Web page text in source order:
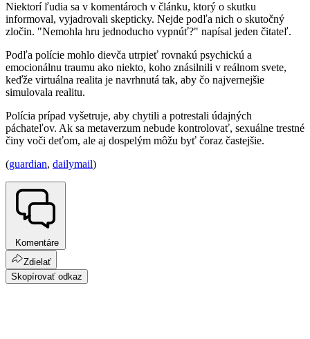
Niektorí ľudia sa v komentároch v článku, ktorý o skutku
informoval, vyjadrovali skepticky. Nejde podľa nich o skutočný
zločin. "Nemohla hru jednoducho vypnúť?" napísal jeden čitateľ.
Podľa polície mohlo dievča utrpieť rovnakú psychickú a
emocionálnu traumu ako niekto, koho znásilnili v reálnom svete,
keďže virtuálna realita je navrhnutá tak, aby čo najvernejšie
simulovala realitu.
Polícia prípad vyšetruje, aby chytili a potrestali údajných
páchateľov. Ak sa metaverzum nebude kontrolovať, sexuálne trestné
činy voči deťom, ale aj dospelým môžu byť čoraz častejšie.
(guardian, dailymail)
Komentáre
Zdielať
Skopírovať odkaz